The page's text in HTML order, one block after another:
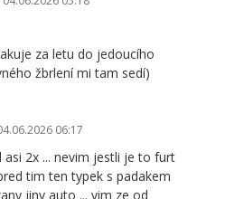
za letu do jedoucího
žbrlení mi tam sedí)
06:17
2x ... nevim jestli je to furt
tim ten typek s padakem
jiny auto ... vim ze od